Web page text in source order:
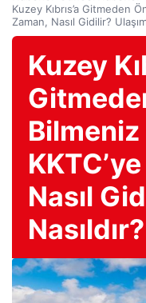
Kuzey Kıbrıs’a Gitmeden
Zaman, Nasıl Gidilir?
Kuzey
Nasıl
Nasıldır?